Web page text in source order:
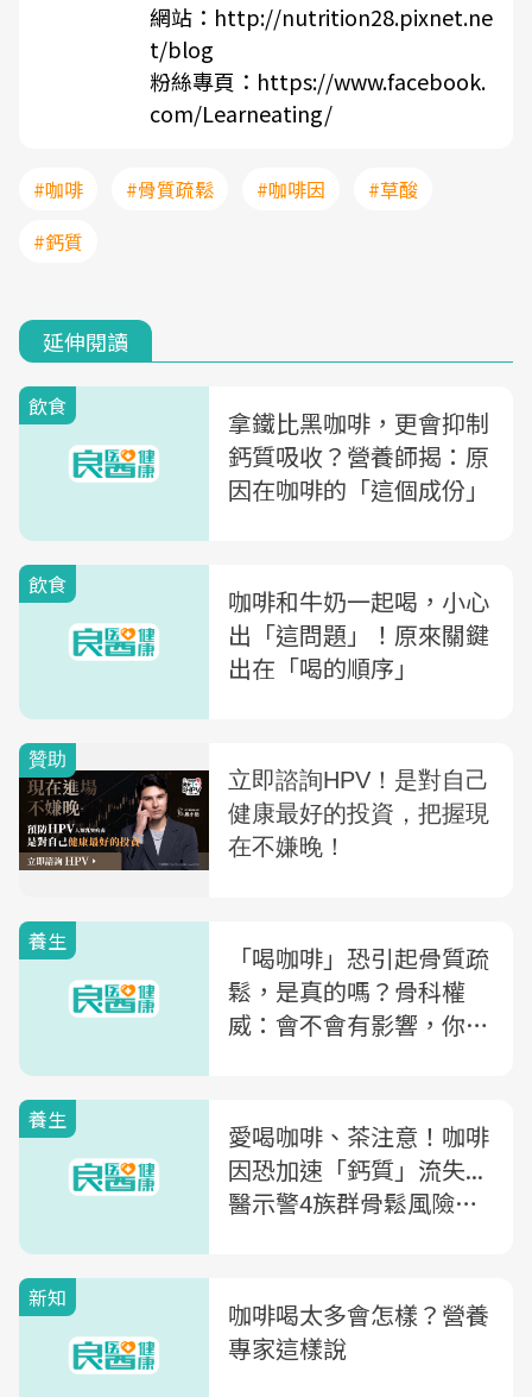
網站： http://nutrition28.pixnet.ne
t/blog
粉絲專頁： https://www.facebook.
com/Learneating/
#咖啡 #骨質疏鬆 #咖啡因
#草酸
#鈣質
延伸閱讀
飲食
拿鐵比黑咖啡，更會抑制
鈣質吸收？營養師揭：原
因在咖啡的「這個成份」
飲食
咖啡和牛奶一起喝，小心
出「這問題」！原來關鍵
出在「喝的順序」
養生
「喝咖啡」恐引起骨質疏
鬆，是真的嗎？骨科權
威：會不會有影響，你該
養生
愛喝咖啡、茶注意！咖啡
因恐加速「鈣質」流失...
醫示警4族群骨鬆風險
新知
咖啡喝太多會怎樣？營養
專家這樣說